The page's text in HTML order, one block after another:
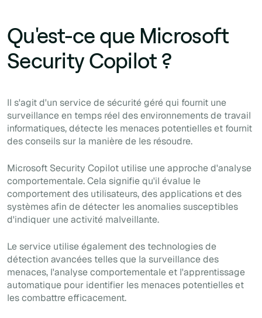
Qu'est-ce que Microsoft
Security Copilot ?
Il s'agit d'un service de sécurité géré qui fournit une
surveillance en temps réel des environnements de travail
informatiques, détecte les menaces potentielles et fournit
des conseils sur la manière de les résoudre.
Microsoft Security Copilot utilise une approche d'analyse
comportementale. Cela signifie qu'il évalue le
comportement des utilisateurs, des applications et des
systèmes afin de détecter les anomalies susceptibles
d'indiquer une activité malveillante.
Le service utilise également des technologies de
détection avancées telles que la surveillance des
menaces, l'analyse comportementale et l'apprentissage
automatique pour identifier les menaces potentielles et
les combattre efficacement.